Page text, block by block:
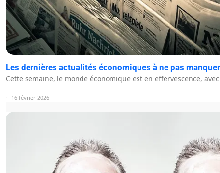
Les dernières actualités économiques à ne pas
Cette semaine, le monde économique est en effervescence,
16 février 2026